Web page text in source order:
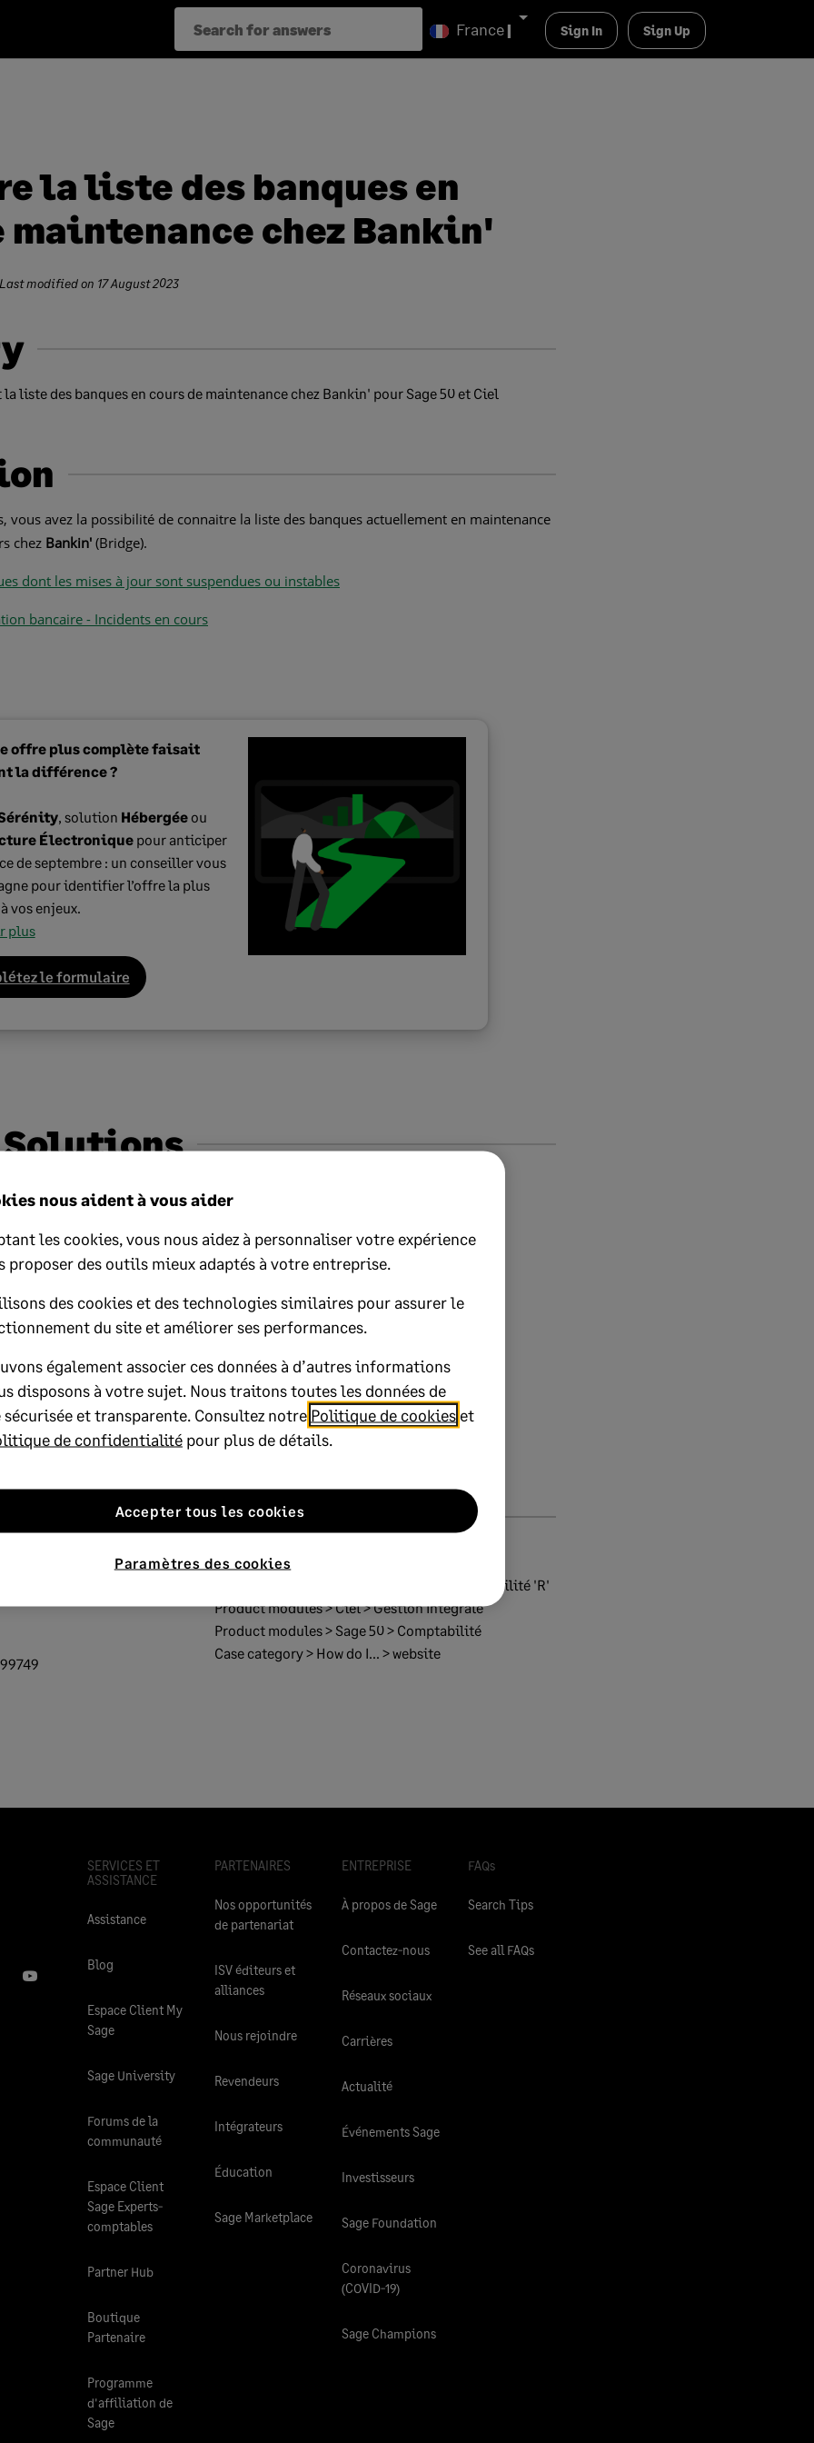
France | Sign In Sign Up
la liste des banques en
maintenance chez Bankin'
modified on 17 August 2023
liste des banques en cours de maintenance chez Bankin' pour Sage 50 et Ciel
vous avez la possibilité de connaitre la liste des banques actuellement en maintenance
chez Bankin' (Bridge).
dont les mises à jour sont suspendues ou instables
bancaire - Incidents en cours
offre plus complète faisait
la différence ?
, solution Hébergéeou
Électroniquepour anticiper
de septembre : un conseiller vous
pour identifier l’offre la plus
vos enjeux.
plus
le formulaire
par Bankin'
: Fichier JSON invalide"
No
yes
Product modules > Ciel > Comptabilité 'R'
Product modules > Ciel > Gestion Intégrale
Product modules > Sage 50 > Comptabilité
Case category > How do I... > website
SERVICES ET
ASSISTANCE
Assistance
Blog
Espace Client My
Sage
Sage University
Forums de la
communauté
Espace Client
Sage Experts-
comptables
Partner Hub
Boutique
Partenaire
Programme
d'affiliation de
Sage
PARTENAIRES
Nos opportunités
de partenariat
ISV éditeurs et
alliances
Nous rejoindre
Revendeurs
Intégrateurs
Éducation
Sage Marketplace
ENTREPRISE
À propos de Sage
Contactez-nous
Réseaux sociaux
Carrières
Actualité
Événements Sage
Investisseurs
Sage Foundation
Coronavirus
(COVID-19)
Sage Champions
FAQs
Search Tips
See all FAQs
nous aident à vous aider
les cookies, vous nous aidez à personnaliser votre expérience
proposer des outils mieux adaptés à votre entreprise.
des cookies et des technologies similaires pour assurer le
du site et améliorer ses performances.
également associer ces données à d’autres informations
disposons à votre sujet. Nous traitons toutes les données de
sécurisée et transparente. Consultez notre Politique de cookies et
de confidentialité pour plus de détails.
Paramètres des cookies
Accepter tous les cookies